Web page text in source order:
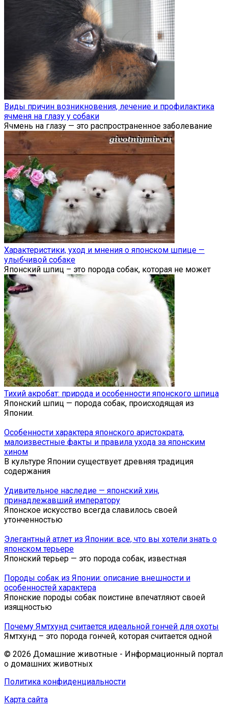
Виды причин возникновения, лечение и профилактика
ячменя на глазу у собаки
Ячмень на глазу — это распространенное заболевание
Характеристики, уход и мнения о японском шпице —
улыбчивой собаке
Японский шпиц – это порода собак, которая не может
Тихий акробат: природа и особенности японского шпица
Японский шпиц — порода собак, происходящая из
Японии.
Особенности характера японского аристократа,
малоизвестные факты и правила ухода за японским
хином
В культуре Японии существует древняя традиция
содержания
Удивительное наследие — японский хин,
принадлежавший императору
Японское искусство всегда славилось своей
утонченностью
Элегантный атлет из Японии: все, что вы хотели знать о
японском терьере
Японский терьер — это порода собак, известная
Породы собак из Японии: описание внешности и
особенностей характера
Японские породы собак поистине впечатляют своей
изящностью
Почему Ямтхунд считается идеальной гончей для охоты
Ямтхунд – это порода гончей, которая считается одной
© 2026 Домашние животные - Информационный портал
о домашних животных
Политика конфиденциальности
Карта сайта